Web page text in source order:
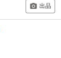
出品